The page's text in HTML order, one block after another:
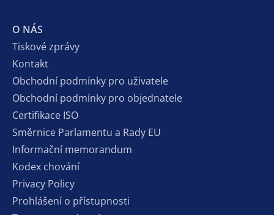
O NÁS
Tiskové zprávy
Kontakt
Obchodní podmínky pro uživatele
Obchodní podmínky pro objednatele
Certifikace ISO
Směrnice Parlamentu a Rady EU
Informační memorandum
Kodex chování
Privacy Policy
Prohlášení o přístupnosti